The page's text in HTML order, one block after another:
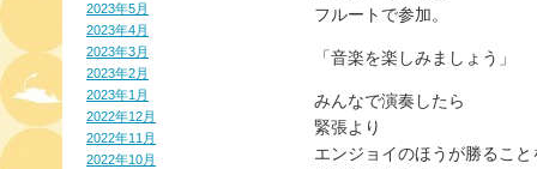
2023年5月
2023年4月
2023年3月
2023年2月
2023年1月
2022年12月
2022年11月
2022年10月
フルートで参加。
「音楽を楽しみましょう」
みんなで演奏したら
緊張より
エンジョイのほうが勝ること